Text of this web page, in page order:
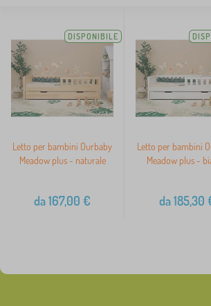
DISPONIBILE
Letto per bambini Ourbaby
Meadow plus - naturale
da167,00 €
Letto per bambini
Meadow plus -
da185,30